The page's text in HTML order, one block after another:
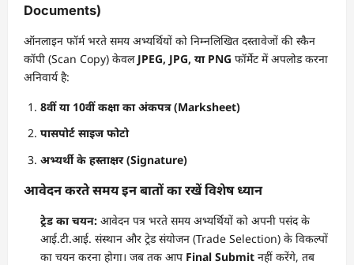
Documents)
ऑनलाइन फॉर्म भरते समय अभ्यर्थियों को निम्नलिखित दस्तावेजों की स्कैन
कॉपी (Scan Copy) केवल JPEG, JPG, या PNG फॉर्मेट में अपलोड करना
अनिवार्य है:
8वीं या 10वीं कक्षा का अंकपत्र (Marksheet)
पासपोर्ट साइज फोटो
अभ्यर्थी के हस्ताक्षर (Signature)
आवेदन करते समय इन बातों का रखें विशेष ध्यान
ट्रेड का चयन: आवेदन पत्र भरते समय अभ्यर्थियों को अपनी पसंद के
आई.टी.आई. संस्थान और ट्रेड संयोजन (Trade Selection) के विकल्पों
का चयन करना होगा। जब तक आप Final Submit नहीं करेंगे, तब